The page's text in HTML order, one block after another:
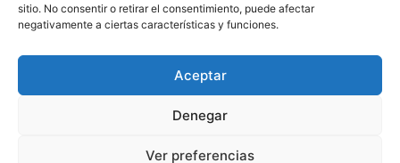
sitio. No consentir o retirar el consentimiento, puede afectar
negativamente a ciertas características y funciones.
Aceptar
Denegar
Ver preferencias
Webinar 08/06 TBN